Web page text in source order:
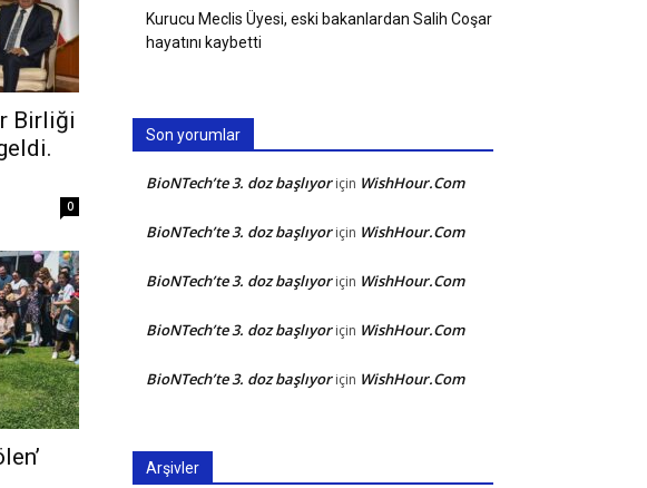
Birliği
0
Kurucu Meclis Üyesi, eski bakanlardan Salih Coşar
hayatını kaybetti
Son yorumlar
BioNTech’te 3. doz başlıyoriçin WishHour.Com
BioNTech’te 3. doz başlıyoriçin WishHour.Com
BioNTech’te 3. doz başlıyoriçin WishHour.Com
BioNTech’te 3. doz başlıyoriçin WishHour.Com
BioNTech’te 3. doz başlıyoriçin WishHour.Com
Arşivler